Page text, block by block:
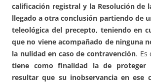
calificación registral y la Resolución de
llegado a otra conclusión partiendo de
teleológica del precepto, teniendo en
que no viene acompañado de ninguna
la nulidad en caso de contravención. Es
tiene como finalidad la de proteger
resultar que su inobservancia en ese